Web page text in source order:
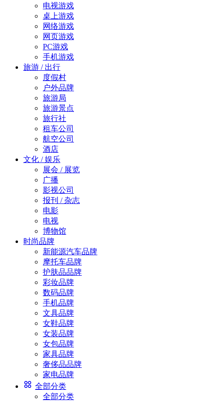
电视游戏
桌上游戏
网络游戏
网页游戏
PC游戏
手机游戏
旅游 / 出行
度假村
户外品牌
旅游局
旅游景点
旅行社
租车公司
航空公司
酒店
文化 / 娱乐
展会 / 展览
广播
影视公司
报刊 / 杂志
电影
电视
博物馆
时尚品牌
新能源汽车品牌
摩托车品牌
护肤品品牌
彩妆品牌
数码品牌
手机品牌
文具品牌
女鞋品牌
女装品牌
女包品牌
家具品牌
奢侈品品牌
家电品牌
全部分类
全部分类